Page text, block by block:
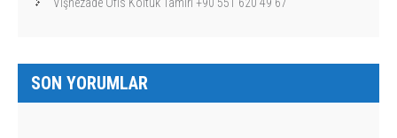
SON YORUMLAR